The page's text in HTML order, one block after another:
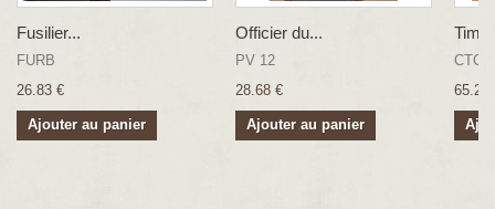
Fusilier...
FURB
26.83 €
Ajouter au panier
Officier du...
PV 12
28.68 €
Ajouter au panier
65.22